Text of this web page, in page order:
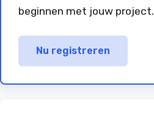
beginnen met jouw project.
Nu registreren